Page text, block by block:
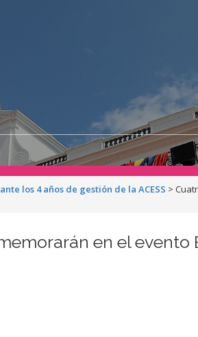
los 4 años de gestión de la ACESS >
en el evento